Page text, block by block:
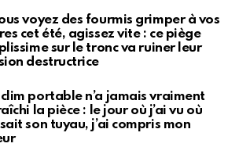
voyez des fourmis grimper à vos
cet été, agissez vite : ce piège
sur le tronc va ruiner leur
destructrice
portable n’a jamais vraiment
la pièce : le jour où j’ai vu où
son tuyau, j’ai compris mon